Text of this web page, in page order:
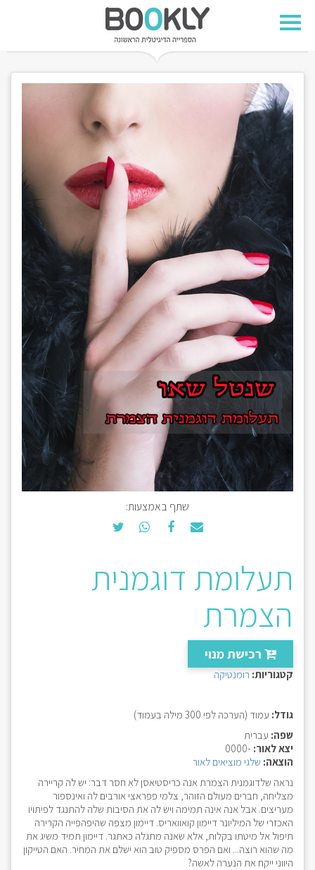
שתף באמצעות:
תעלומת דוגמנית
הצמרת
רכישת מנוי
קטגוריות: רומנטיקה
גודל: עמוד (הערכה לפי 300 מילה בעמוד)
שפה: עברית
יצא לאור: -0000
הוצאה: שלגי מוציאים לאור
נראה שלדוגמנית הצמרת אנה כריסטיאסן לא חסר דבר: יש לה קריירה
מצליחה, חברים מעולם הזוהר, צלמי פפראצי אורבים לה ואינספור
מעריצים. אבל אנה אינה תמימה ויש לה את הסיבות שלה להתנגד לפיתויו
האכזרי של המיליונר דיימון קואוואריס. דיימון מצפה שהיפהפייה הקרירה
תיפול אל מיטתו בקלות, אלא שאנה מתגלה כאתגר. דיימון תמיד משיג את
מה שהוא רוצה... ואם הפרס מספיק טוב הוא ישלם את המחיר. האם הטייקון
היווני ייקח את הנערה לאשה?